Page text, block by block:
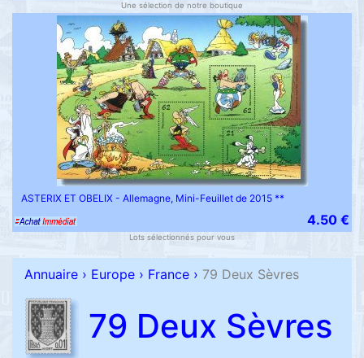
Une sélection de notre boutique
ASTERIX ET OBELIX - Allemagne, Mini-Feuillet de 2015 **
4.50 €
Lots sélectionnés pour vous
Annuaire › Europe › France › 79 Deux Sèvres
79 Deux Sèvres